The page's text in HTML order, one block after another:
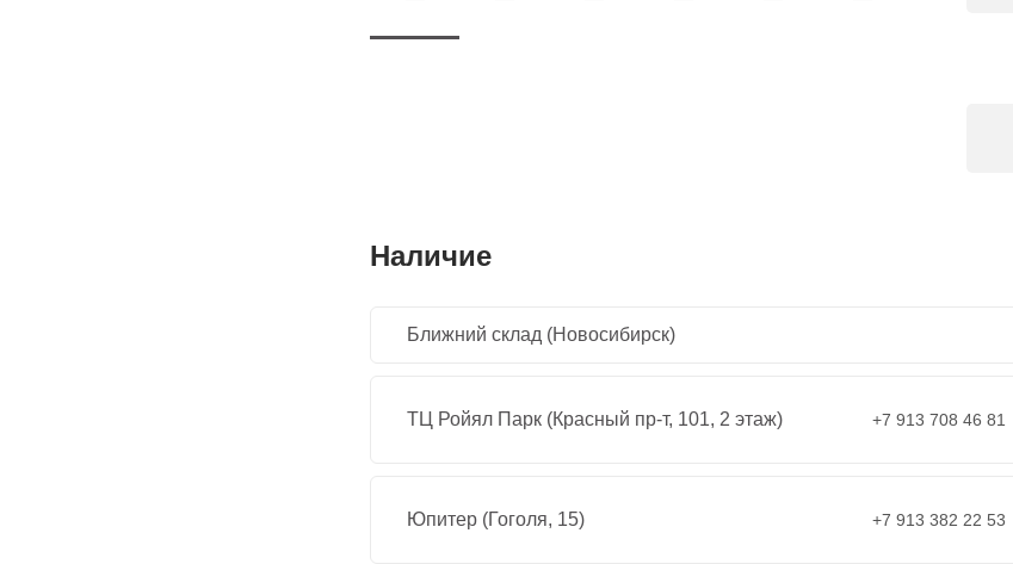
Наличие
Ближний склад (Новосибирск)
ТЦ Ройял Парк (Красный пр-т, 101, 2 этаж) +7 913 708 46 81
Юпитер (Гоголя, 15) +7 913 382 22 53